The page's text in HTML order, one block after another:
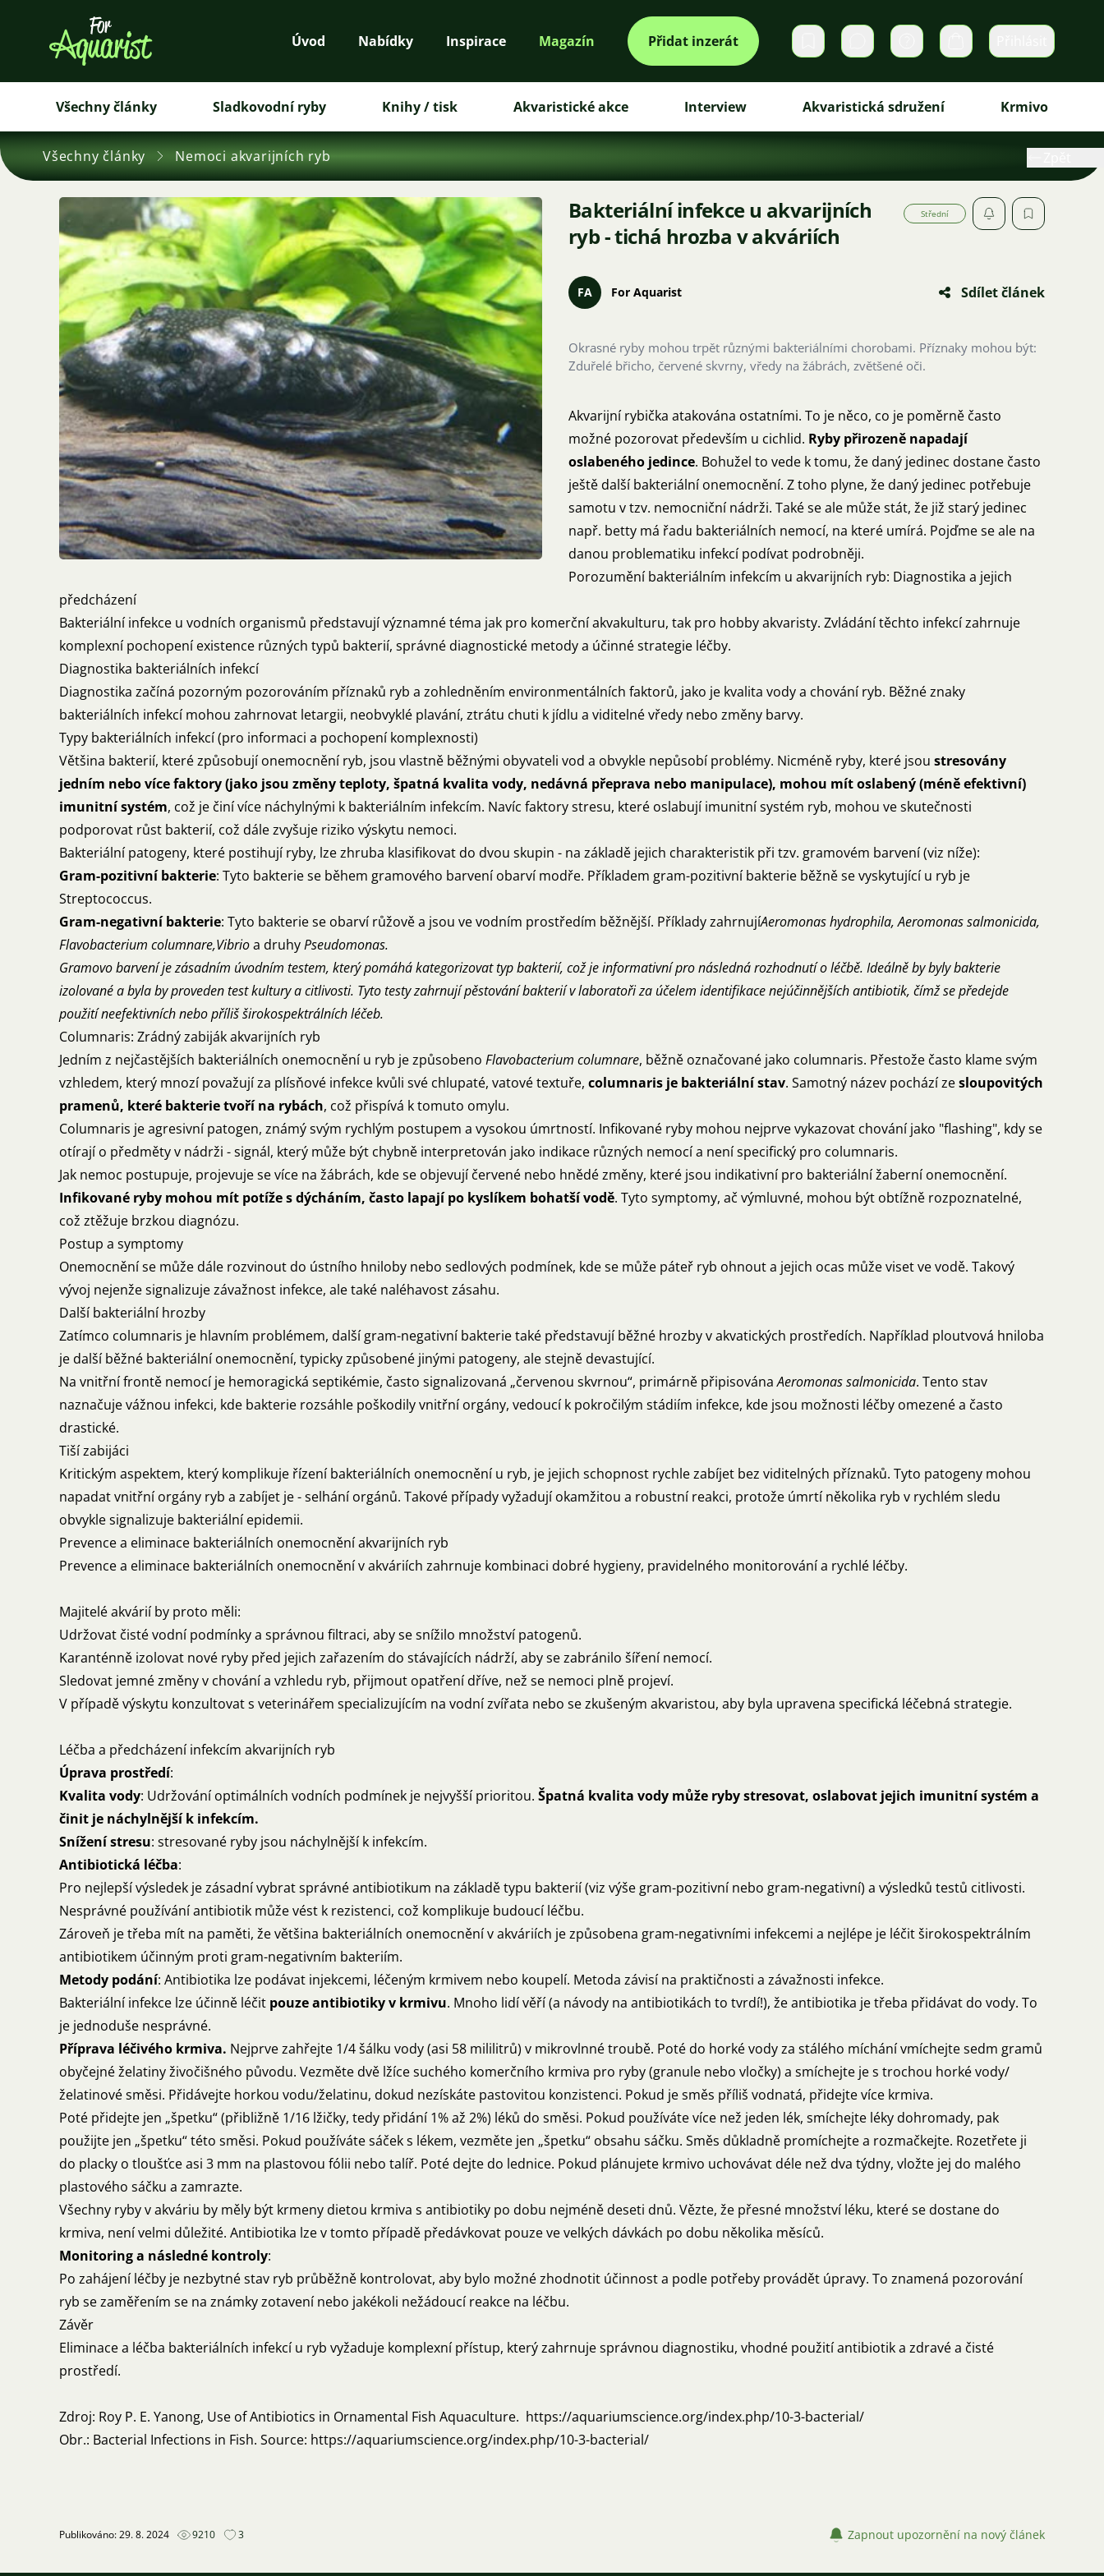
Úvod Nabídky Inspirace Magazín Přidat inzerát Soukromé zprávy Košík
Všechny články Sladkovodní ryby Knihy / tisk Akvaristické akce Interview Akvaristická sdružení Krmivo
Všechny články Nemoci akvarijních ryb
Bakteriální infekce u akvarijních
ryb - tichá hrozba v akváriích
Střední
FA For Aquarist Sdílet článek
Okrasné ryby mohou trpět různými bakteriálními chorobami. Příznaky mohou být:
Zduřelé břicho, červené skvrny, vředy na žábrách, zvětšené oči.
Akvarijní rybička atakována ostatními. To je něco, co je poměrně často
možné pozorovat především u cichlid. Ryby přirozeně napadají
oslabeného jedince. Bohužel to vede k tomu, že daný jedinec dostane často
ještě další bakteriální onemocnění. Z toho plyne, že daný jedinec potřebuje
samotu v tzv. nemocniční nádrži. Také se ale může stát, že již starý jedinec
např. betty má řadu bakteriálních nemocí, na které umírá. Pojďme se ale na
danou problematiku infekcí podívat podrobněji.
Porozumění bakteriálním infekcím u akvarijních ryb: Diagnostika a jejich
předcházení
Bakteriální infekce u vodních organismů představují významné téma jak pro komerční akvakulturu, tak pro hobby akvaristy. Zvládání těchto infekcí zahrnuje
komplexní pochopení existence různých typů bakterií, správné diagnostické metody a účinné strategie léčby.
Diagnostika bakteriálních infekcí
Diagnostika začíná pozorným pozorováním příznaků ryb a zohledněním environmentálních faktorů, jako je kvalita vody a chování ryb. Běžné znaky
bakteriálních infekcí mohou zahrnovat letargii, neobvyklé plavání, ztrátu chuti k jídlu a viditelné vředy nebo změny barvy.
Typy bakteriálních infekcí (pro informaci a pochopení komplexnosti)
Většina bakterií, které způsobují onemocnění ryb, jsou vlastně běžnými obyvateli vod a obvykle nepůsobí problémy. Nicméně ryby, které jsou stresovány
jedním nebo více faktory (jako jsou změny teploty, špatná kvalita vody, nedávná přeprava nebo manipulace), mohou mít oslabený (méně efektivní)
imunitní systém, což je činí více náchylnými k bakteriálním infekcím. Navíc faktory stresu, které oslabují imunitní systém ryb, mohou ve skutečnosti
podporovat růst bakterií, což dále zvyšuje riziko výskytu nemoci.
Bakteriální patogeny, které postihují ryby, lze zhruba klasifikovat do dvou skupin - na základě jejich charakteristik při tzv. gramovém barvení (viz níže):
Gram-pozitivní bakterie: Tyto bakterie se během gramového barvení obarví modře. Příkladem gram-pozitivní bakterie běžně se vyskytující u ryb je
Streptococcus.
Gram-negativní bakterie: Tyto bakterie se obarví růžově a jsou ve vodním prostředím běžnější. Příklady zahrnujíAeromonas hydrophila, Aeromonas salmonicida,
Flavobacterium columnare,Vibrioa druhyPseudomonas.
Gramovo barvení je zásadním úvodním testem, který pomáhá kategorizovat typ bakterií, což je informativní pro následná rozhodnutí o léčbě. Ideálně by byly bakterie
izolované a byla by proveden test kultury a citlivosti. Tyto testy zahrnují pěstování bakterií v laboratoři za účelem identifikace nejúčinnějších antibiotik, čímž se předejde
použití neefektivních nebo příliš širokospektrálních léčeb.
Columnaris: Zrádný zabiják akvarijních ryb
Jedním z nejčastějších bakteriálních onemocnění u ryb je způsobeno Flavobacterium columnare, běžně označované jako columnaris. Přestože často klame svým
vzhledem, který mnozí považují za plísňové infekce kvůli své chlupaté, vatové textuře, columnaris je bakteriální stav. Samotný název pochází zesloupovitých
pramenů, které bakterie tvoří na rybách, což přispívá k tomuto omylu.
Columnaris je agresivní patogen, známý svým rychlým postupem a vysokou úmrtností. Infikované ryby mohou nejprve vykazovat chování jako "flashing", kdy se
otírají o předměty v nádrži - signál, který může být chybně interpretován jako indikace různých nemocí a není specifický pro columnaris.
Jak nemoc postupuje, projevuje se více na žábrách, kde se objevují červené nebo hnědé změny, které jsou indikativní pro bakteriální žaberní onemocnění.
Infikované ryby mohou mít potíže s dýcháním, často lapají po kyslíkem bohatší vodě. Tyto symptomy, ač výmluvné, mohou být obtížně rozpoznatelné,
což ztěžuje brzkou diagnózu.
Postup a symptomy
Onemocnění se může dále rozvinout do ústního hniloby nebo sedlových podmínek, kde se může páteř ryb ohnout a jejich ocas může viset ve vodě. Takový
vývoj nejenže signalizuje závažnost infekce, ale také naléhavost zásahu.
Další bakteriální hrozby
Zatímco columnaris je hlavním problémem, další gram-negativní bakterie také představují běžné hrozby v akvatických prostředích. Například ploutvová hniloba
je další běžné bakteriální onemocnění, typicky způsobené jinými patogeny, ale stejně devastující.
Na vnitřní frontě nemocí je hemoragická septikémie, často signalizovaná „červenou skvrnou“, primárně připisovánaAeromonas salmonicida. Tento stav
naznačuje vážnou infekci, kde bakterie rozsáhle poškodily vnitřní orgány, vedoucí k pokročilým stádiím infekce, kde jsou možnosti léčby omezené a často
drastické.
Tiší zabijáci
Kritickým aspektem, který komplikuje řízení bakteriálních onemocnění u ryb, je jejich schopnost rychle zabíjet bez viditelných příznaků. Tyto patogeny mohou
napadat vnitřní orgány ryb a zabíjet je - selhání orgánů. Takové případy vyžadují okamžitou a robustní reakci, protože úmrtí několika ryb v rychlém sledu
obvykle signalizuje bakteriální epidemii.
Prevence a eliminace bakteriálních onemocnění akvarijních ryb
Prevence a eliminace bakteriálních onemocnění v akváriích zahrnuje kombinaci dobré hygieny, pravidelného monitorování a rychlé léčby.
Majitelé akvárií by proto měli:
Udržovat čisté vodní podmínky a správnou filtraci, aby se snížilo množství patogenů.
Karanténně izolovat nové ryby před jejich zařazením do stávajících nádrží, aby se zabránilo šíření nemocí.
Sledovat jemné změny v chování a vzhledu ryb, přijmout opatření dříve, než se nemoci plně projeví.
V případě výskytu konzultovat s veterinářem specializujícím na vodní zvířata nebo se zkušeným akvaristou, aby byla upravena specifická léčebná strategie.
Léčba a předcházení infekcím akvarijních ryb
Úprava prostředí:
Kvalita vody: Udržování optimálních vodních podmínek je nejvyšší prioritou. Špatná kvalita vody může ryby stresovat, oslabovat jejich imunitní systém a
činit je náchylnější k infekcím.
Snížení stresu: stresované ryby jsou náchylnější k infekcím.
Antibiotická léčba:
Pro nejlepší výsledek je zásadní vybrat správné antibiotikum na základě typu bakterií (viz výše gram-pozitivní nebo gram-negativní) a výsledků testů citlivosti.
Nesprávné používání antibiotik může vést k rezistenci, což komplikuje budoucí léčbu.
Zároveň je třeba mít na paměti, že většina bakteriálních onemocnění v akváriích je způsobena gram-negativními infekcemi a nejlépe je léčit širokospektrálním
antibiotikem účinným proti gram-negativním bakteriím.
Metody podání: Antibiotika lze podávat injekcemi, léčeným krmivem nebo koupelí. Metoda závisí na praktičnosti a závažnosti infekce.
Bakteriální infekce lze účinně léčit pouze antibiotiky v krmivu. Mnoho lidí věří (a návody na antibiotikách to tvrdí!), že antibiotika je třeba přidávat do vody. To
je jednoduše nesprávné.
Příprava léčivého krmiva. Nejprve zahřejte 1/4 šálku vody (asi 58 mililitrů) v mikrovlnné troubě. Poté do horké vody za stálého míchání vmíchejte sedm gramů
obyčejné želatiny živočišného původu. Vezměte dvě lžíce suchého komerčního krmiva pro ryby (granule nebo vločky) a smíchejte je s trochou horké vody/
želatinové směsi. Přidávejte horkou vodu/želatinu, dokud nezískáte pastovitou konzistenci. Pokud je směs příliš vodnatá, přidejte více krmiva.
Poté přidejte jen „špetku“ (přibližně 1/16 lžičky, tedy přidání 1% až 2%) léků do směsi. Pokud používáte více než jeden lék, smíchejte léky dohromady, pak
použijte jen „špetku“ této směsi. Pokud používáte sáček s lékem, vezměte jen „špetku“ obsahu sáčku. Směs důkladně promíchejte a rozmačkejte. Rozetřete ji
do placky o tloušťce asi 3 mm na plastovou fólii nebo talíř. Poté dejte do lednice. Pokud plánujete krmivo uchovávat déle než dva týdny, vložte jej do malého
plastového sáčku a zamrazte.
Všechny ryby v akváriu by měly být krmeny dietou krmiva s antibiotiky po dobu nejméně deseti dnů. Vězte, že přesné množství léku, které se dostane do
krmiva, není velmi důležité. Antibiotika lze v tomto případě předávkovat pouze ve velkých dávkách po dobu několika měsíců.
Monitoring a následné kontroly:
Po zahájení léčby je nezbytné stav ryb průběžně kontrolovat, aby bylo možné zhodnotit účinnost a podle potřeby provádět úpravy. To znamená pozorování
ryb se zaměřením se na známky zotavení nebo jakékoli nežádoucí reakce na léčbu.
Závěr
Eliminace a léčba bakteriálních infekcí u ryb vyžaduje komplexní přístup, který zahrnuje správnou diagnostiku, vhodné použití antibiotik a zdravé a čisté
prostředí.
Zdroj: Roy P. E. Yanong, Use of Antibiotics in Ornamental Fish Aquaculture. https://aquariumscience.org/index.php/10-3-bacterial/
Obr.: Bacterial Infections in Fish. Source: https://aquariumscience.org/index.php/10-3-bacterial/
Publikováno: 29. 8. 2024 9210 3 Zapnout upozornění na nový článek